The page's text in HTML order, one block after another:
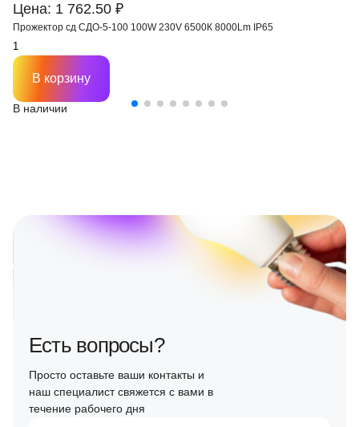
Цена: 1 762.50 ₽
Прожектор сд СДО-5-100 100W 230V 6500К 8000Lm IP65
В наличии
В корзину
Есть вопросы?
Просто оставьте ваши контакты и
наш специалист свяжется с вами в
течение рабочего дня